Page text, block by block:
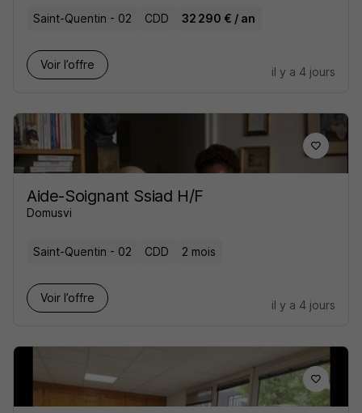
Saint-Quentin - 02 CDD 32 290 € / an
Voir l’offre
il y a 4 jours
Aide-Soignant Ssiad H/F
Domusvi
Saint-Quentin - 02 CDD 2 mois
Voir l’offre
il y a 4 jours